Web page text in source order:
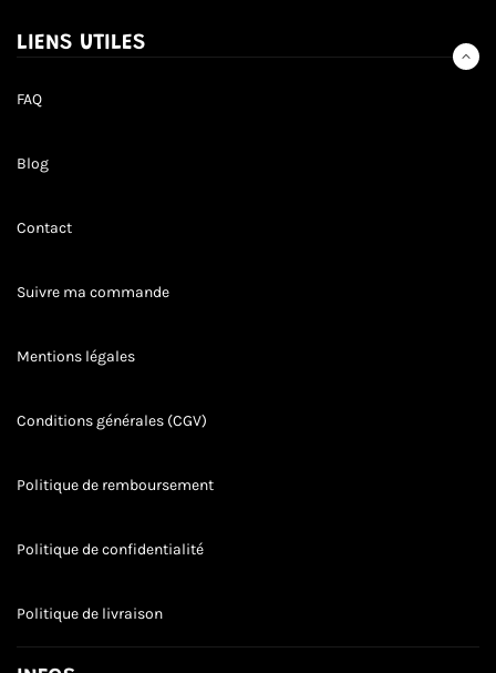
OFFRES
ET
LIENS UTILES
FAQ
Blog
Contact
Suivre ma commande
Mentions légales
Conditions générales (CGV)
Politique de remboursement
Politique de confidentialité
Politique de livraison